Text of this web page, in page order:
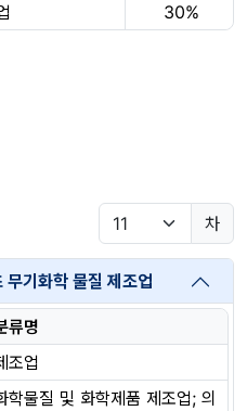
30%
차
기화학 물질 제조업
류명
조업
학물질 및 화학제품 제조업; 의